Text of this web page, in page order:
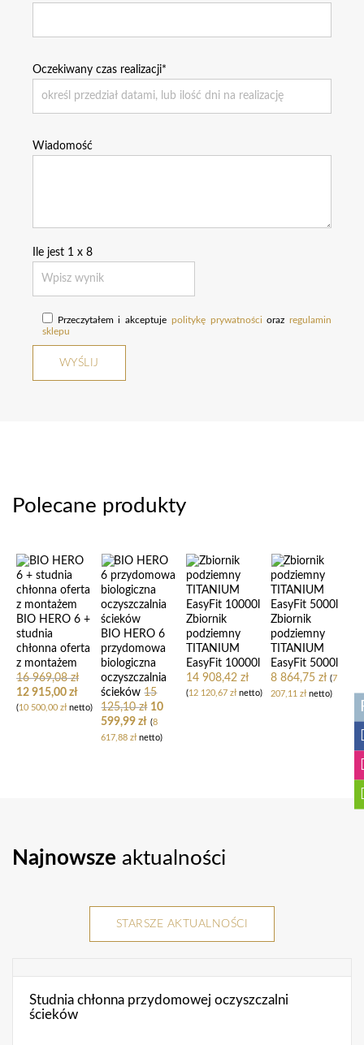
Oczekiwany czas realizacji*
Wiadomość
Ile jest 1 x 8
Przeczytałem i akceptuje politykę prywatności orazregulamin
sklepu
Polecane produkty
BIO HERO 6 +
studnia
chłonna oferta
z montażem
16 969,08zł
12 915,00 zł
(10 500,00 złnetto)
BIO HERO 6
przydomowa
biologiczna
oczyszczalnia
ścieków 15
125,10zł 10
599,99zł (8
617,88złnetto)
Zbiornik
podziemny
TITANIUM
EasyFit 10000l
14 908,42 zł
(12 120,67 złnetto)
Zbiornik
podziemny
TITANIUM
EasyFit 5000l
8 864,75zł (7
207,11złnetto)
Najnowsze aktualności
STARSZE AKTUALNOŚCI
Studnia chłonna przydomowej oczyszczalni
ścieków